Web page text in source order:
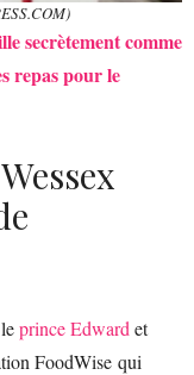
secrètement comme
repas pour le
prince Edward et
FoodWise qui